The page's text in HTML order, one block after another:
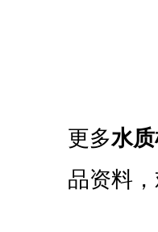
更多水
品资料